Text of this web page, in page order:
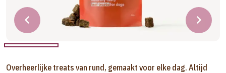
Overheerlijke treats van rund, gemaakt voor elke dag. Altijd